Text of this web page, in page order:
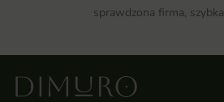
sprawdzona firma,